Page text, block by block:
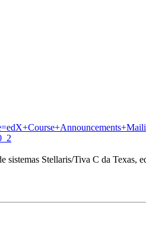
sistemas Stellaris/Tiva C da Texas,